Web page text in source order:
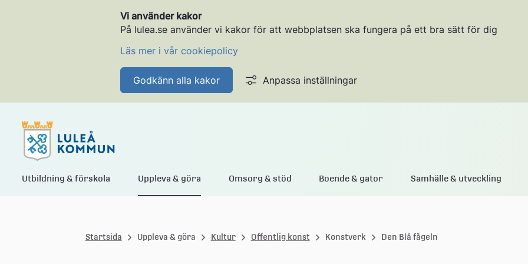
Vi använder kakor
På lulea.se använder vi kakor för att webbplatsen ska fungera på ett bra sätt för dig
Läs mer i vår cookiepolicy
Godkänn alla kakor Anpassa inställningar
L
Utbildning & förskola Uppleva & göra Omsorg & stöd Boende & gator Samhälle & utveckling
Startsida Uppleva & göra Kultur Offentlig konst Konstverk Den Blå fågeln